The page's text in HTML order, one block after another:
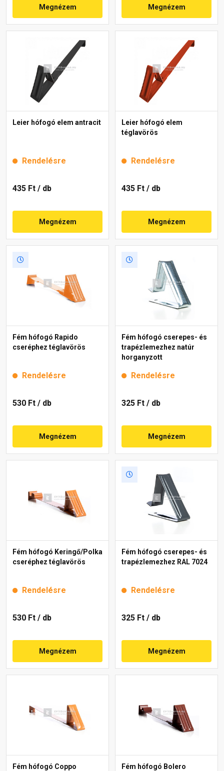
Megnézem Megnézem
Leier hófogó elem antracit
Rendelésre
435 Ft / db
Megnézem
Leier hófogó elem
téglavörös
Rendelésre
435 Ft / db
Megnézem
Fém hófogó Rapido
cseréphez téglavörös
Rendelésre
530 Ft / db
Megnézem
Fém hófogó cserepes- és
trapézlemezhez natúr
horganyzott
Rendelésre
325 Ft / db
Megnézem
Fém hófogó Keringő/Polka
cseréphez téglavörös
Rendelésre
530 Ft / db
Megnézem
Fém hófogó cserepes- és
trapézlemezhez RAL 7024
Rendelésre
325 Ft / db
Megnézem
Fém hófogó Coppo
Fém hófogó Bolero